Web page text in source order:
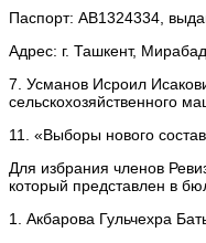
Паспорт: АВ1324334,
Адрес: г. Ташкент,
7. Усманов Исроил
сельскохозяйственного
11. «Выборы нового
Для избрания членов
который представлен в
1. Акбарова Гульчехра